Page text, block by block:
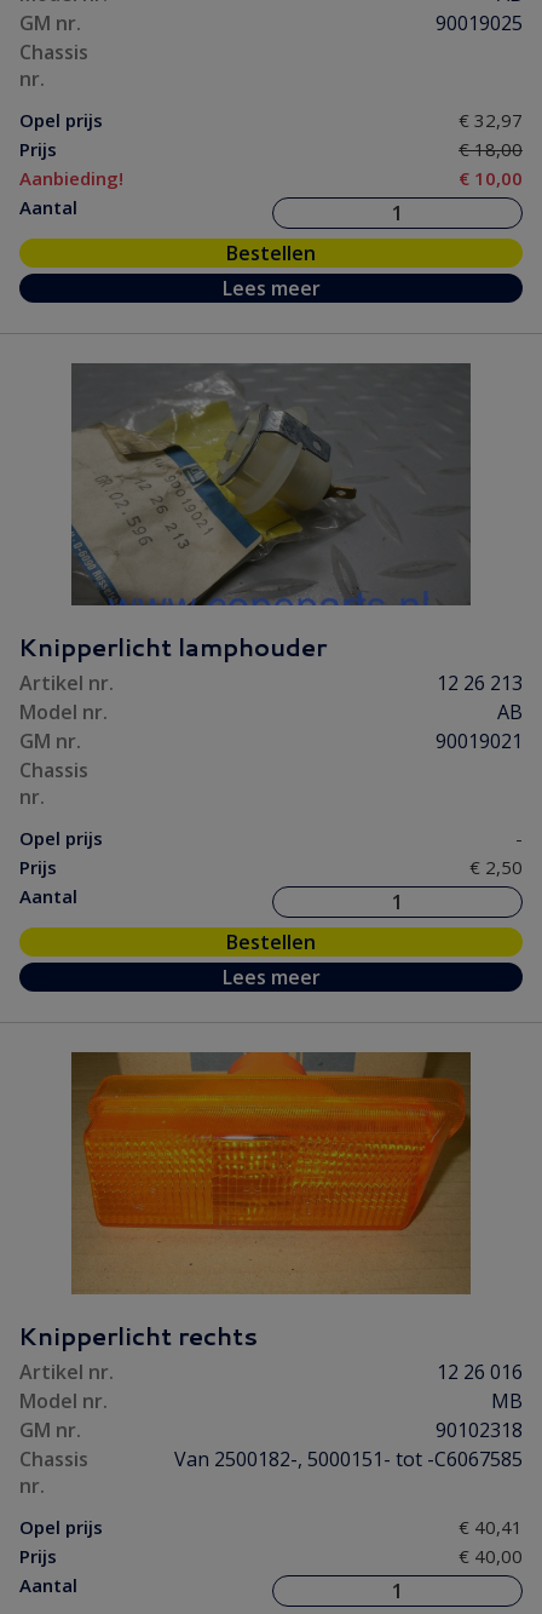
GM nr.
90019025
Chassis
nr.
Opel prijs
€ 32,97
Prijs
€ 18,00
Aanbieding!
€ 10,00
Aantal
Bestellen
Lees meer
Knipperlicht lamphouder
Artikel nr.
12 26 213
Model nr.
AB
GM nr.
90019021
Chassis
nr.
Opel prijs
-
Prijs
€ 2,50
Aantal
Bestellen
Lees meer
Knipperlicht rechts
Artikel nr.
12 26 016
Model nr.
MB
GM nr.
90102318
Chassis
nr.
Van 2500182-, 5000151- tot -C6067585
Opel prijs
€ 40,41
Prijs
€ 40,00
Aantal